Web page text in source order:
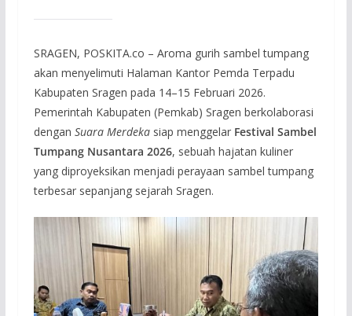
SRAGEN, POSKITA.co – Aroma gurih sambel tumpang
akan menyelimuti Halaman Kantor Pemda Terpadu
Kabupaten Sragen pada 14–15 Februari 2026.
Pemerintah Kabupaten (Pemkab) Sragen berkolaborasi
dengan Suara Merdekasiap menggelar Festival Sambel
Tumpang Nusantara 2026, sebuah hajatan kuliner
yang diproyeksikan menjadi perayaan sambel tumpang
terbesar sepanjang sejarah Sragen.